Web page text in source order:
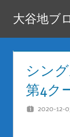
テ
大谷地ブ
シン
第4ク
2020-12-